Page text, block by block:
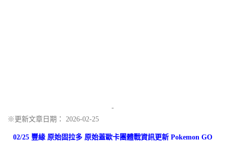
-
※更新文章日期： 2026-02-25
02/25 豐緣 原始固拉多 原始蓋歐卡團體戰資訊更新 Pokemon GO